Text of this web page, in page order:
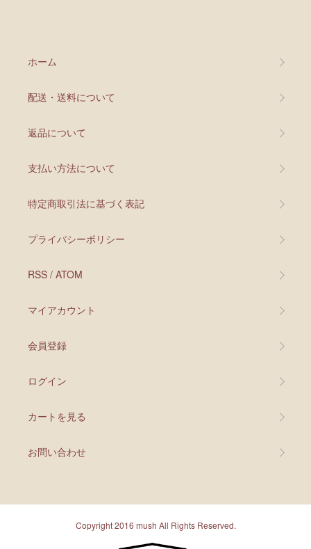
ホーム
配送・送料について
返品について
支払い方法について
特定商取引法に基づく表記
プライバシーポリシー
RSS / ATOM
マイアカウント
会員登録
ログイン
カートを見る
お問い合わせ
Copyright 2016 mush All Rights Reserved.